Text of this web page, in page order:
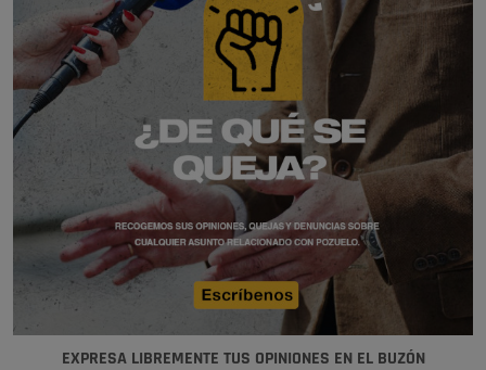
EXPRESA LIBREMENTE TUS OPINIONES EN EL BUZÓN